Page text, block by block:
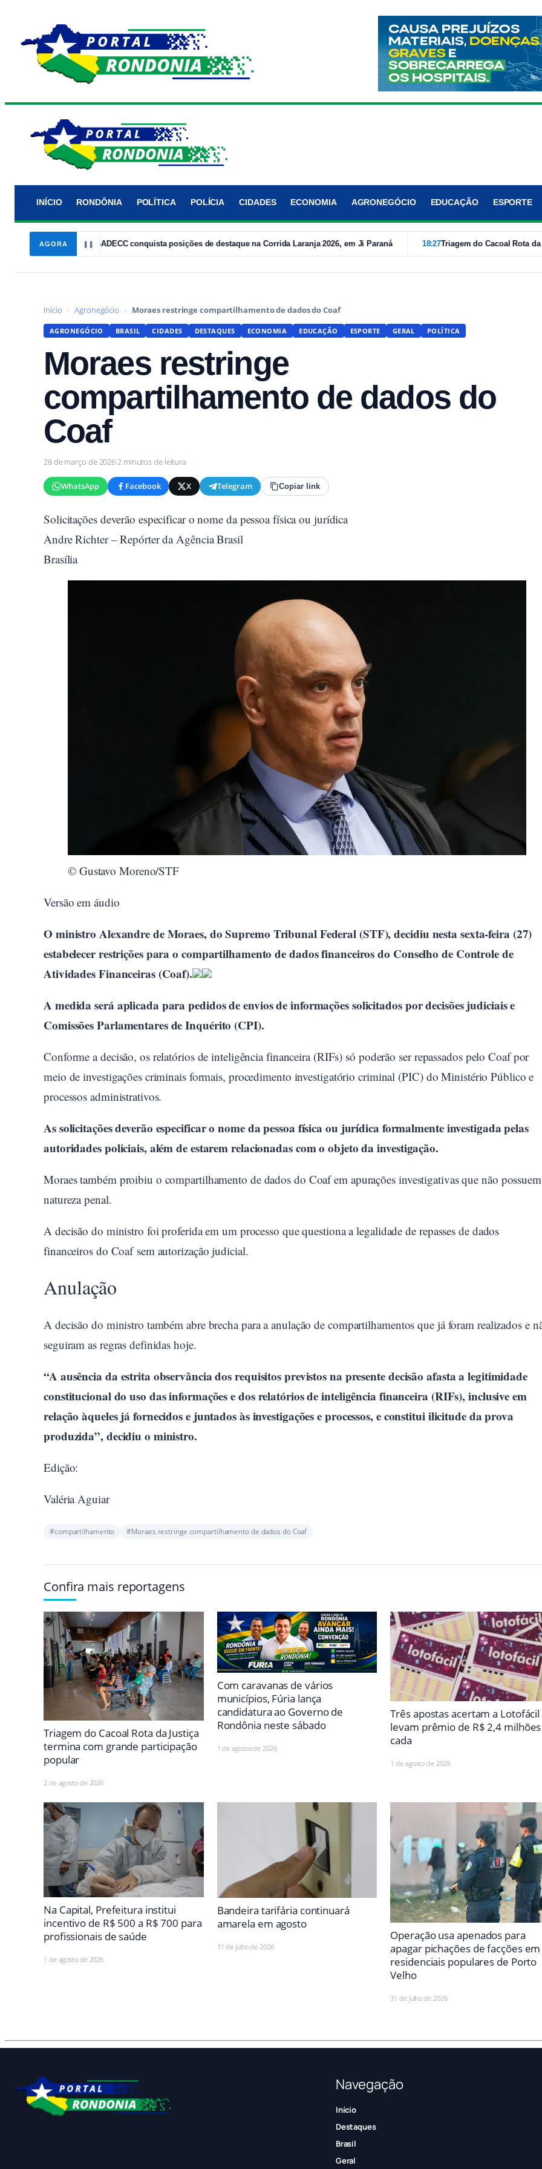
INÍCIO RONDÔNIA POLÍTICA POLÍCIA CIDADES ECONOMIA AGRONEGÓCIO EDUCAÇÃO ESPORTE
AGORA ❚❚
14:05 ADECC conquista posições de destaque na Corrida Laranja 2026, em Ji Paraná Triagem do Cacoal Rota da
Início › Agronegócio › Moraes restringe compartilhamento de dados do Coaf
AGRONEGÓCIO BRASIL CIDADES DESTAQUES ECONOMIA EDUCAÇÃO ESPORTE GERAL POLÍTICA
Moraes restringe
compartilhamento de dados do
Coaf
28 de março de 2026·2 minutos de leitura
WhatsApp Facebook X Telegram Copiar link
Solicitações deverão especificar o nome da pessoa física ou jurídica
Andre Richter – Repórter da Agência Brasil
Brasília
© Gustavo Moreno/STF
Versão em áudio
O ministro Alexandre de Moraes, do Supremo Tribunal Federal (STF), decidiu nesta sexta-feira (27)
estabelecer restrições para o compartilhamento de dados financeiros do Conselho de Controle de
Atividades Financeiras (Coaf).
A medida será aplicada para pedidos de envios de informações solicitados por decisões judiciais e
Comissões Parlamentares de Inquérito (CPI).
Conforme a decisão, os relatórios de inteligência financeira (RIFs) só poderão ser repassados pelo Coaf por
meio de investigações criminais formais, procedimento investigatório criminal (PIC) do Ministério Público e
processos administrativos.
As solicitações deverão especificar o nome da pessoa física ou jurídica formalmente investigada pelas
autoridades policiais, além de estarem relacionadas com o objeto da investigação.
Moraes também proibiu o compartilhamento de dados do Coaf em apurações investigativas que não possuem
natureza penal.
A decisão do ministro foi proferida em um processo que questiona a legalidade de repasses de dados
financeiros do Coaf sem autorização judicial.
Anulação
A decisão do ministro também abre brecha para a anulação de compartilhamentos que já foram realizados e
seguiram as regras definidas hoje.
“A ausência da estrita observância dos requisitos previstos na presente decisão afasta a legitimidade
constitucional do uso das informações e dos relatórios de inteligência financeira (RIFs), inclusive em
relação àqueles já fornecidos e juntados às investigações e processos, e constitui ilicitude da prova
produzida”, decidiu o ministro.
Edição:
Valéria Aguiar
#compartilhamento #Moraes restringe compartilhamento de dados do Coaf
Confira mais reportagens
Triagem do Cacoal Rota da Justiça
termina com grande participação
popular
2 de agosto de 2026
Com caravanas de vários
municípios, Fúria lança
candidatura ao Governo de
Rondônia neste sábado
1 de agosto de 2026
Três apostas acertam a Lotofácil
levam prêmio de R$ 2,4 milhões
cada
1 de agosto de 2026
Na Capital, Prefeitura institui
incentivo de R$ 500 a R$ 700 para
profissionais de saúde
1 de agosto de 2026
Bandeira tarifária continuará
amarela em agosto
31 de julho de 2026
Operação usa apenados para
apagar pichações de facções em
residenciais populares de Porto
Velho
31 de julho de 2026
Navegação
Início
Destaques
Brasil
Geral